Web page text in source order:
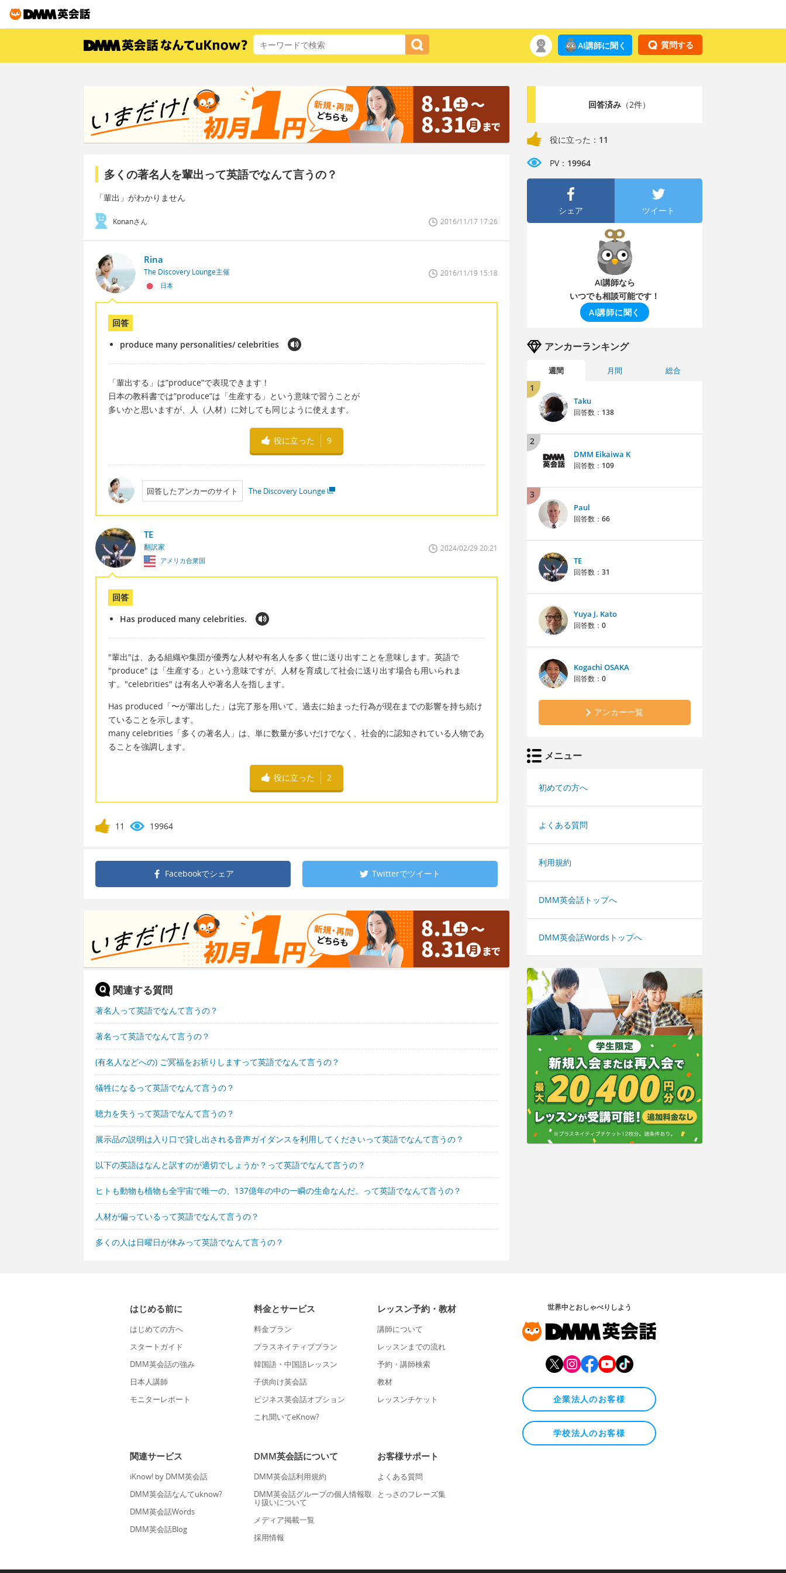
質問する
AI講師に聞く
多くの著名人を輩出って英語でなんて言うの？
「輩出」がわかりません
Konanさん 2016/11/17 17:26
Rina
The Discovery Lounge主催
日本
2016/11/19 15:18
回答
produce many personalities/ celebrities
「輩出する」は”produce”で表現できます！
日本の教科書では”produce”は「生産する」という意味で習うことが
多いかと思いますが、人（人材）に対しても同じように使えます。
役に立った 9
回答したアンカーのサイト The Discovery Lounge
TE
翻訳家
アメリカ合衆国
2024/02/29 20:21
回答
Has produced many celebrities.
"輩出"は、ある組織や集団が優秀な人材や有名人を多く世に送り出すことを意味します。英語で
"produce" は「生産する」という意味ですが、人材を育成して社会に送り出す場合も用いられま
す。"celebrities" は有名人や著名人を指します。
Has produced「〜が輩出した」は完了形を用いて、過去に始まった行為が現在までの影響を持ち続け
ていることを示します。
many celebrities「多くの著名人」は、単に数量が多いだけでなく、社会的に認知されている人物であ
ることを強調します。
役に立った 2
11 19964
Facebookでシェア Twitterでツイート
関連する質問
著名人って英語でなんて言うの？
著名って英語でなんて言うの？
(有名人などへの) ご冥福をお祈りしますって英語でなんて言うの？
犠牲になるって英語でなんて言うの？
聴力を失うって英語でなんて言うの？
展示品の説明は入り口で貸し出される音声ガイダンスを利用してくださいって英語でなんて言うの？
以下の英語はなんと訳すのが適切でしょうか？って英語でなんて言うの？
ヒトも動物も植物も全宇宙で唯一の、137億年の中の一瞬の生命なんだ。って英語でなんて言うの？
人材が偏っているって英語でなんて言うの？
多くの人は日曜日が休みって英語でなんて言うの？
回答済み（2件）
役に立った： 11
PV： 19964
シェア ツイート
AI講師なら
いつでも相談可能です！
AI講師に聞く
アンカーランキング
週間 月間 総合
1
Taku
回答数： 138
2
DMM Eikaiwa K
回答数： 109
3
Paul
回答数： 66
TE
回答数： 31
Yuya J. Kato
回答数： 0
Kogachi OSAKA
回答数： 0
アンカー一覧
メニュー
初めての方へ
よくある質問
利用規約
DMM英会話トップへ
DMM英会話Wordsトップへ
はじめる前に
はじめての方へ
スタートガイド
DMM英会話の強み
日本人講師
モニターレポート
料金とサービス
料金プラン
プラスネイティブプラン
韓国語・中国語レッスン
子供向け英会話
ビジネス英会話オプション
これ聞いてeKnow?
レッスン予約・教材
講師について
レッスンまでの流れ
予約・講師検索
教材
レッスンチケット
関連サービス
iKnow! by DMM英会話
DMM英会話なんてuknow?
DMM英会話Words
DMM英会話Blog
DMM英会話について
DMM英会話利用規約
DMM英会話グループの個人情報取
り扱いについて
メディア掲載一覧
採用情報
お客様サポート
よくある質問
とっさのフレーズ集
世界中とおしゃべりしよう
企業法人のお客様
学校法人のお客様